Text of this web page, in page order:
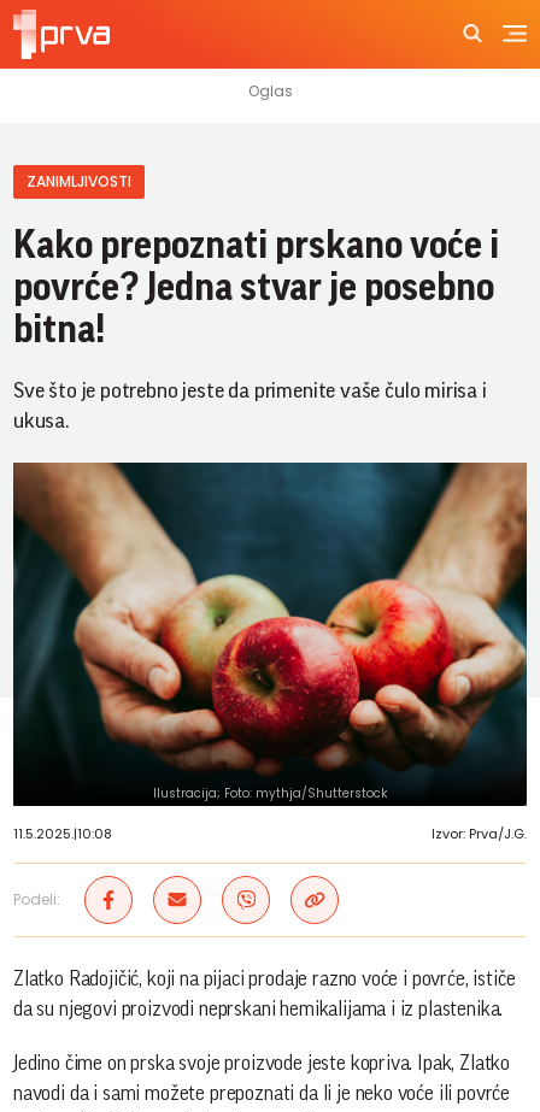
ZANIMLJIVOSTI
Kako prepoznati prskano voće i
povrće? Jedna stvar je posebno
bitna!
Sve što je potrebno jeste da primenite vaše čulo mirisa i
ukusa.
Ilustracija; Foto: mythja/Shutterstock
11.5.2025.|10:08 Izvor: Prva/J.G.
Podeli:
Zlatko Radojičić, koji na pijaci prodaje razno voće i povrće, ističe
da su njegovi proizvodi neprskani hemikalijama i iz plastenika.
Jedino čime on prska svoje proizvode jeste kopriva. Ipak, Zlatko
navodi da i sami možete prepoznati da li je neko voće ili povrće